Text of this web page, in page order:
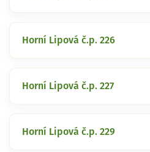
Horní Lipová č.p. 226
Horní Lipová č.p. 227
Horní Lipová č.p. 229